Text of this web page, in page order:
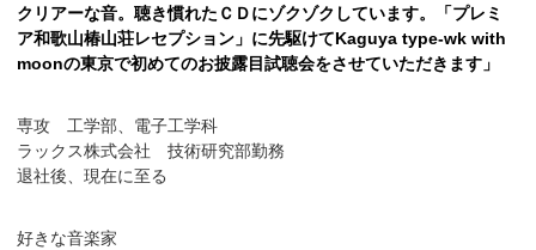
クリアーな音。聴き慣れたＣＤにゾクゾクしています。「プレミ
ア和歌山椿山荘レセプション」に先駆けてKaguya type-wk with
moonの東京で初めてのお披露目試聴会をさせていただきます」
専攻 工学部、電子工学科
ラックス株式会社 技術研究部勤務
退社後、現在に至る
好きな音楽家